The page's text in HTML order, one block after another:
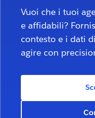
Vuoi che i tuoi
e affidabili?
contesto e i dati
agire con